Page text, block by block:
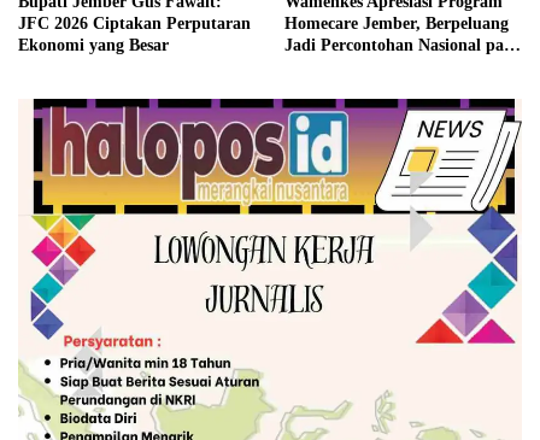
JFC 2026 Ciptakan Perputaran
Ekonomi yang Besar
Homecare Jember, Berpeluang
Jadi Percontohan Nasional pada